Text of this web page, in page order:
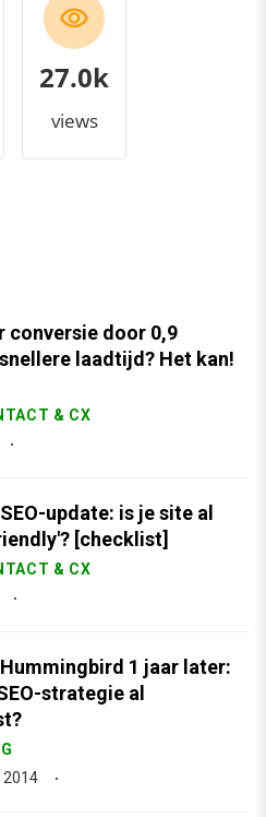
29.8k
views
conversie door 0,9
laadtijd? Het kan!
& CX
update: is je site al
[checklist]
& CX
1 jaar later:
strategie al
2014